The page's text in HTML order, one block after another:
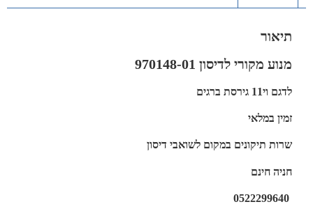
תיאור
מנוע מקורי לדיסון 970148-01
לדגם וי11 גירסת ברגים
זמין במלאי
שרות תיקונים במקום לשואבי דיסון
חניה חינם